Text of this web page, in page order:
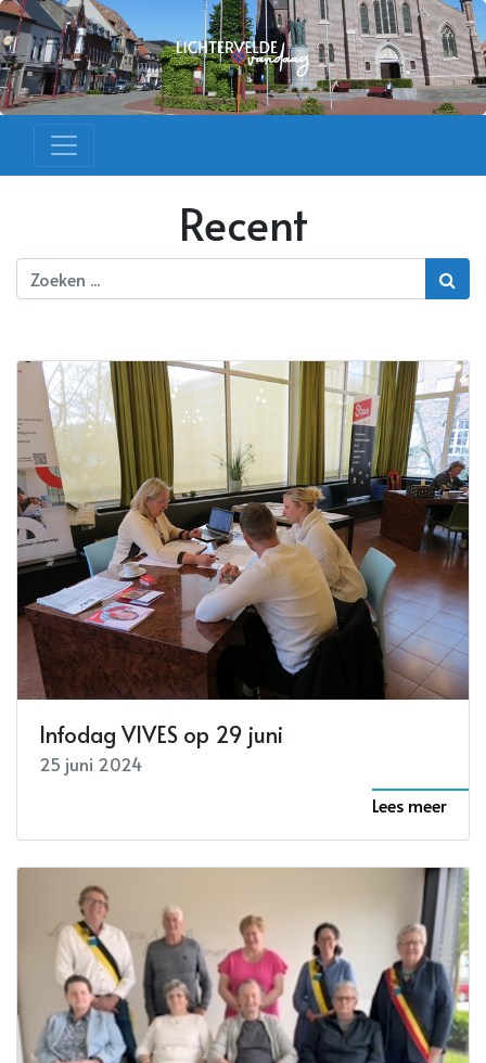
Recent
Infodag VIVES op 29 juni
25 juni 2024
Lees meer